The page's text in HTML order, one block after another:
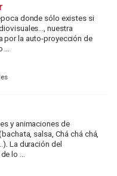
donde sólo existes si
nuestra
por la auto-proyección de
y animaciones de
salsa, Chá chá chá,
La duración del
lo ...